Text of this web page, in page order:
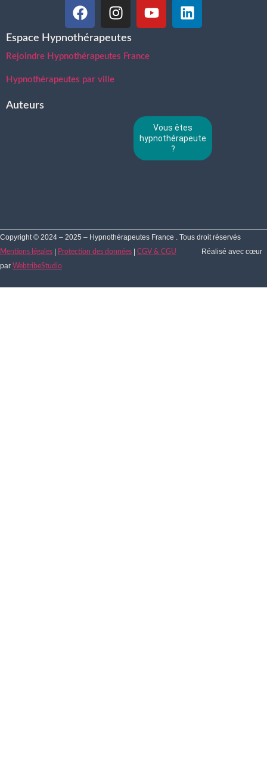
Espace Hypnothérapeutes
Rejoindre Hypnothérapeutes France
Hypnothérapeutes par ville
Auteurs
Vous êtes
hypnothérapeute
?
Copyright © 2024 – 2025 – Hypnothérapeutes France . Tous droit réservés
Mentions légales Protection des données CGV & CGU
Réalisé avec cœur
par WebtribeStudio